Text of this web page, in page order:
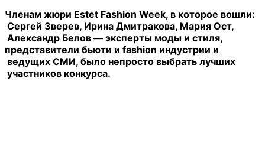
Членам жюри Estet Fashion Week, в которое вошли:
Сергей Зверев, Ирина Дмитракова, Мария Ост,
Александр Белов — эксперты моды и стиля,
представители бьюти и fashion индустрии и
ведущих СМИ, было непросто выбрать лучших
участников конкурса.